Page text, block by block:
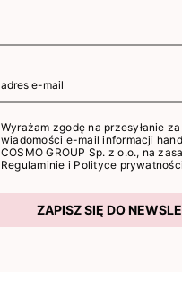
Wyrażam zgodę na przesyłanie
wiadomości e-mail informacji
COSMO GROUP Sp. z o.o., na
Regulaminie i Polityce prywatności
ZAPISZ SIĘ DO